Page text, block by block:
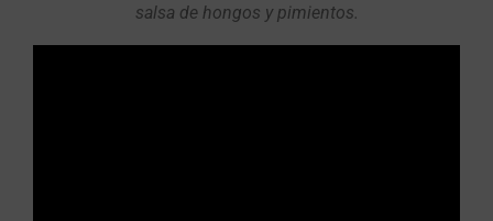
salsa de hongos y pimientos.